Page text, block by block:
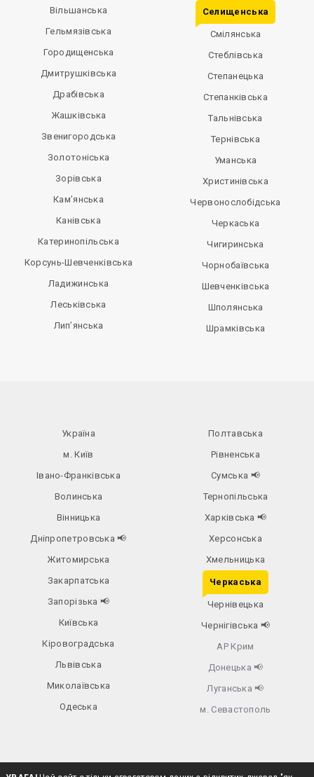
Вільшанська
Гельмязівська
Городищенська
Дмитрушківська
Драбівська
Жашківська
Звенигородська
Золотоніська
Зорівська
Кам’янська
Канівська
Катеринопільська
Корсунь-Шевченківська
Ладижинська
Леськівська
Лип’янська
Селищенська
Смілянська
Стеблівська
Степанецька
Степанківська
Тальнівська
Тернівська
Уманська
Христинівська
Червонослобідська
Черкаська
Чигиринська
Чорнобаївська
Шевченківська
Шполянська
Шрамківська
Україна
м. Київ
Івано-Франківська
Волинська
Вінницька
Дніпропетровська📢
Житомирська
Закарпатська
Запорізька 📢
Київська
Кіровоградська
Львівська
Миколаївська
Одеська
Полтавська
Рівненська
Сумська 📢
Тернопільська
Харківська 📢
Херсонська
Хмельницька
Черкаська
Чернівецька
Чернігівська 📢
АР Крим
Донецька 📢
Луганська 📢
м. Севастополь